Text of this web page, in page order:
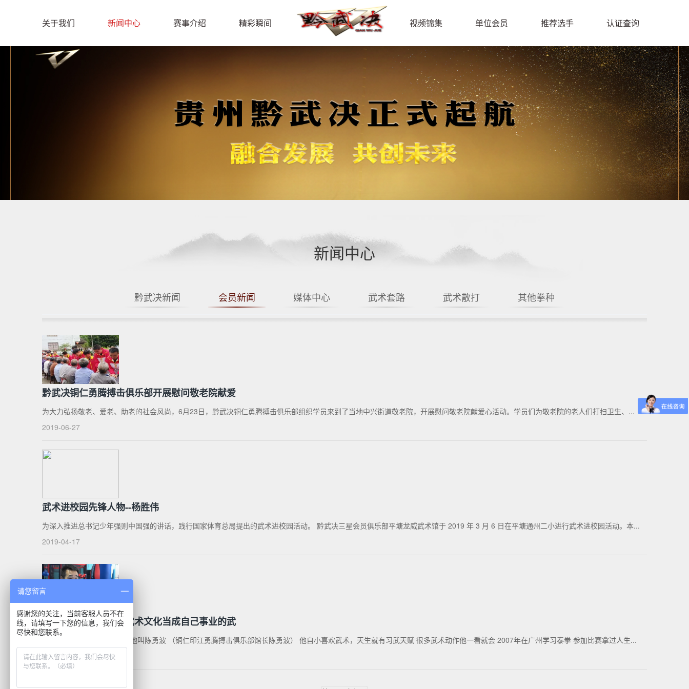
关于我们 新闻中心 赛事介绍 精彩瞬间 视频锦集 单位会员 推荐选手 认证查询
新闻中心
黔武决新闻 会员新闻 媒体中心 武术套路 武术散打 其他拳种
黔武决铜仁勇腾搏击俱乐部开展慰问敬老院献爱
为大力弘扬敬老、爱老、助老的社会风尚，6月23日，黔武决铜仁勇腾搏击俱乐部组织学员来到了当地中兴街道敬老院，开展慰问敬老院献爱心活动。学员们为敬老院的老人们打扫卫生、...
2019-06-27
武术进校园先锋人物--杨胜伟
为深入推进总书记少年强则中国强的讲话，践行国家体育总局提出的武术进校园活动。 黔武决三星会员俱乐部平塘龙威武术馆于 2019 年 3 月 6 日在平塘通州二小进行武术进校园活动。本...
2019-04-17
陈勇波：一位把推广武术文化当成自己事业的武
在贵州印江有这么一位武者 他叫陈勇波 （铜仁印江勇腾搏击俱乐部馆长陈勇波） 他自小喜欢武术，天生就有习武天赋 很多武术动作他一看就会 2007年在广州学习泰拳 参加比赛拿过人生...
2019-03-22
请您留言
感谢您的关注，当前客服人员不在
线，请填写一下您的信息，我们会
尽快和您联系。